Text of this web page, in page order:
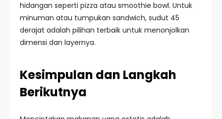
hidangan seperti pizza atau smoothie bowl. Untuk
minuman atau tumpukan sandwich, sudut 45
derajat adalah pilihan terbaik untuk menonjolkan
dimensi dan layernya.
Kesimpulan dan Langkah
Berikutnya